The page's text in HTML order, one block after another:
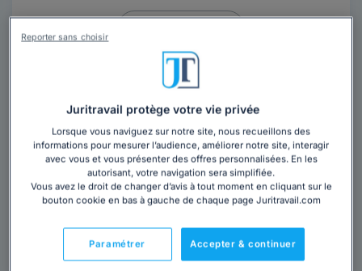
BONHOMME exerce depuis 2011 principalement dans
le droit social c'est-à-dire, dans les...Lire la suite
Cabinet CAROLINE DA LUZ SOUSA
Juritravail protège votre vie privée
Lorsque vous naviguez sur notre site, nous recueillons des
informations pour mesurer l’audience, améliorer notre site, interagir
avec vous et vous présenter des offres personnalisées. En les
autorisant, votre navigation sera simplifiée.
Vous avez le droit de changer d’avis à tout moment en cliquant sur le
bouton cookie en bas à gauche de chaque page Juritravail.com
Accepter & continuer
Paramétrer
Reporter sans choisir